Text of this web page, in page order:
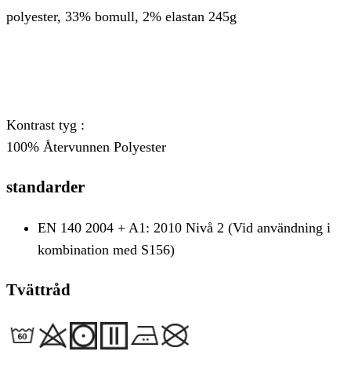
polyester, 33% bomull, 2% elastan 245g
Kontrast tyg :
100% Återvunnen Polyester
standarder
EN 140 2004 + A1: 2010 Nivå 2 (Vid användning i
kombination med S156)
Tvättråd